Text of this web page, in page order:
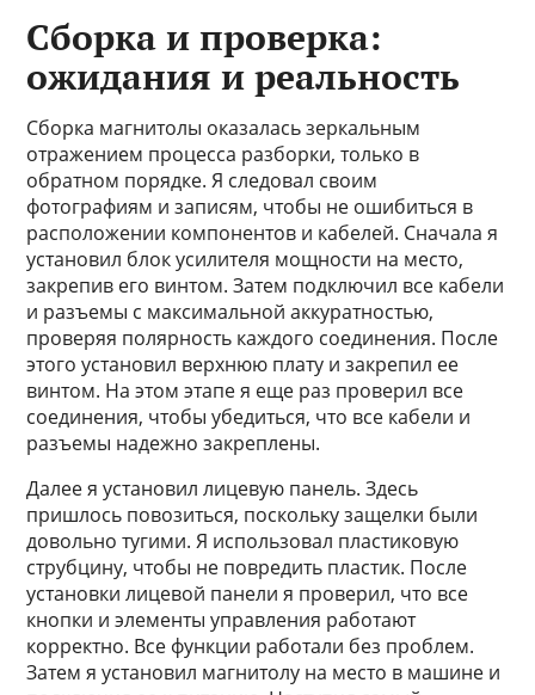
Сборка и проверка:
ожидания и реальность
Сборка магнитолы оказалась зеркальным
отражением процесса разборки, только в
обратном порядке. Я следовал своим
фотографиям и записям, чтобы не ошибиться в
расположении компонентов и кабелей. Сначала я
установил блок усилителя мощности на место,
закрепив его винтом. Затем подключил все кабели
и разъемы с максимальной аккуратностью,
проверяя полярность каждого соединения. После
этого установил верхнюю плату и закрепил ее
винтом. На этом этапе я еще раз проверил все
соединения, чтобы убедиться, что все кабели и
разъемы надежно закреплены.
Далее я установил лицевую панель. Здесь
пришлось повозиться, поскольку защелки были
довольно тугими. Я использовал пластиковую
струбцину, чтобы не повредить пластик. После
установки лицевой панели я проверил, что все
кнопки и элементы управления работают
корректно. Все функции работали без проблем.
Затем я установил магнитолу на место в машине и